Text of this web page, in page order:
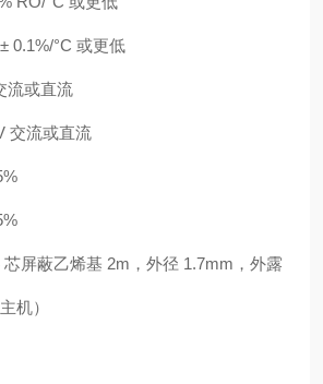
0.1%/°C 或更低
流或直流
交流或直流
芯屏蔽乙烯基 2m，外径 1.7mm，外露
机）